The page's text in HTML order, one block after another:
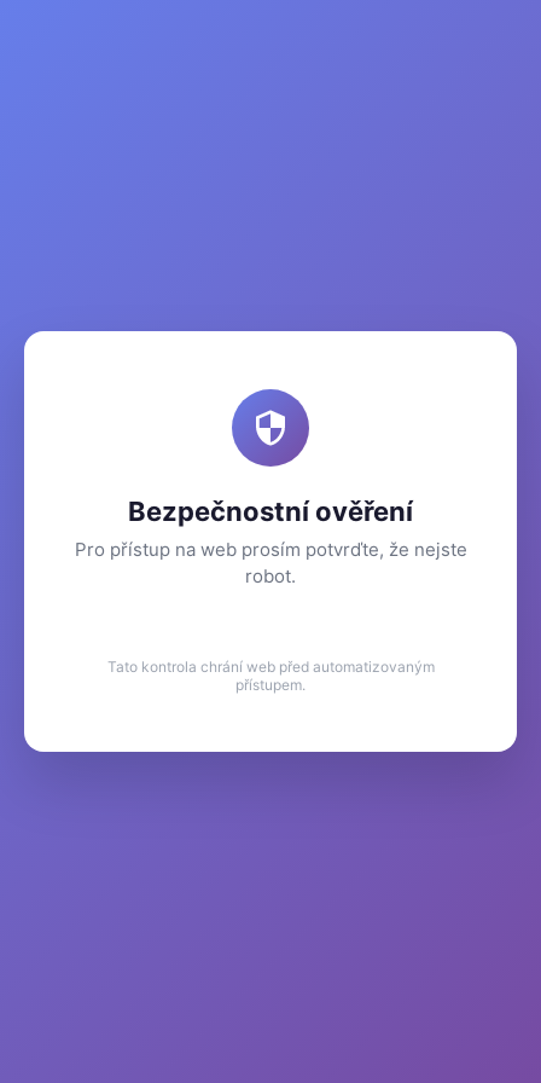
Bezpečnostní ověření
Pro přístup na web prosím potvrďte, že nejste
robot.
Tato kontrola chrání web před automatizovaným
přístupem.